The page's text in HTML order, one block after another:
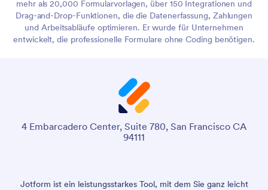
mehr als 20,000 Formularvorlagen, über 150 Integrationen und
Drag-and-Drop-Funktionen, die die Datenerfassung, Zahlungen
und Arbeitsabläufe optimieren. Er wurde für Unternehmen
entwickelt, die professionelle Formulare ohne Coding benötigen.
4 Embarcadero Center, Suite 780, San Francisco CA
94111
Jotform ist ein leistungsstarkes Tool, mit dem Sie ganz leicht